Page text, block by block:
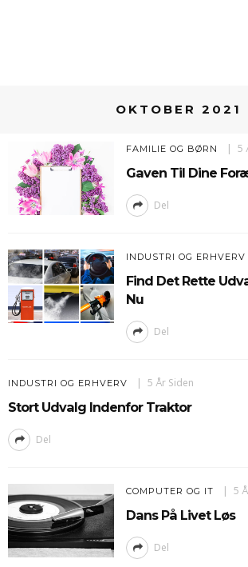
OKTOBER 2021
FAMILIE OG BØRN 5
Gaven Til Dine
Del
INDUSTRI OG ERHVERV
Find Det Rette
Nu
Del
INDUSTRI OG ERHVERV 5 År Siden
Stort Udvalg Indenfor Traktor
Del
COMPUTER OG IT 5
Dans På Livet Løs
Del